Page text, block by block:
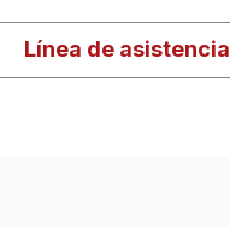
Línea de asistencia